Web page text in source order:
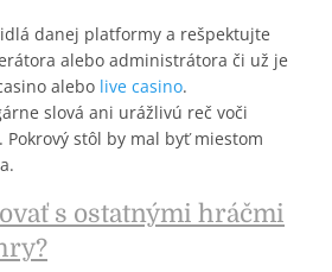
danej platformy a rešpektujte
alebo administrátora či už je
alebo live casino.
slová ani urážlivú reč voči
stôl by mal byť miestom
s ostatnými hráčmi